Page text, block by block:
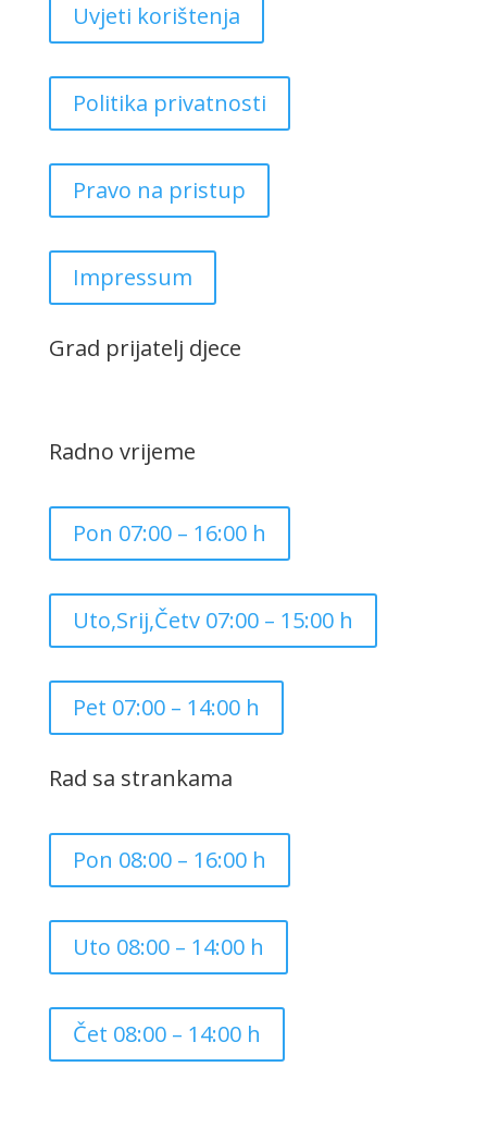
Uvjeti korištenja
Politika privatnosti
Pravo na pristup
Impressum
Grad prijatelj djece
Radno vrijeme
Pon 07:00 – 16:00 h
Uto,Srij,Četv 07:00 – 15:00 h
Pet 07:00 – 14:00 h
Rad sa strankama
Pon 08:00 – 16:00 h
Uto 08:00 – 14:00 h
Čet 08:00 – 14:00 h